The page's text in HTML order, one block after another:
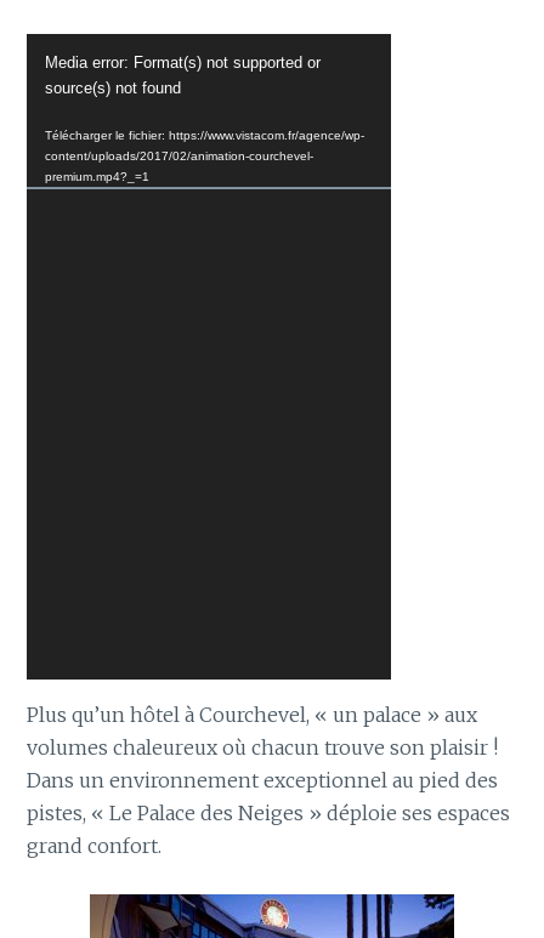
vidéo
Media error: Format(s) not supported or
source(s) not found
Télécharger le fichier: https://www.vistacom.fr/agence/wp-
content/uploads/2017/02/animation-courchevel-
premium.mp4?_=1
Plus qu’un hôtel à Courchevel, « un palace » aux
volumes chaleureux où chacun trouve son plaisir !
Dans un environnement exceptionnel au pied des
pistes, « Le Palace des Neiges » déploie ses espaces
grand confort.